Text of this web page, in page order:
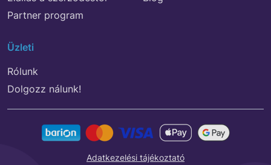
Partner program
Üzleti
Rólunk
Dolgozz nálunk!
Adatkezelési tájékoztató